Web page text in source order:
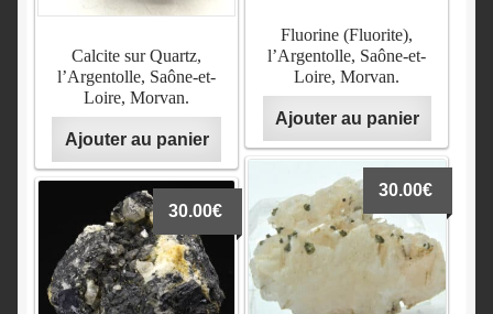
Fluorine (Fluorite),
l’Argentolle, Saône-et-
Loire, Morvan.
Ajouter au panier
Calcite sur Quartz,
l’Argentolle, Saône-et-
Loire, Morvan.
Ajouter au panier
30.00€
30.00€